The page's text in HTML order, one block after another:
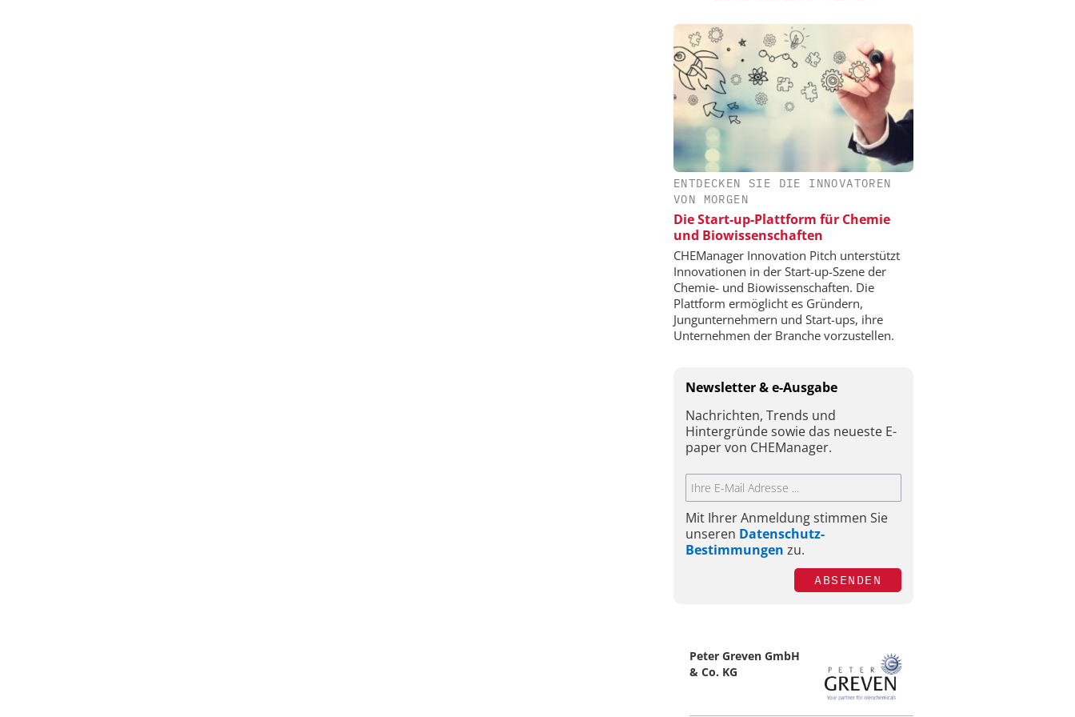
ENTDECKEN SIE DIE INNOVATOREN
VON MORGEN
Die Start-up-Plattform für Chemie
und Biowissenschaften
CHEManager Innovation Pitch unterstützt
Innovationen in der Start-up-Szene der
Chemie- und Biowissenschaften. Die
Plattform ermöglicht es Gründern,
Jungunternehmern und Start-ups, ihre
Unternehmen der Branche vorzustellen.
Newsletter & e-Ausgabe
Nachrichten, Trends und
Hintergründe sowie das neueste E-
paper von CHEManager.
Mit Ihrer Anmeldung stimmen Sie
unseren Datenschutz-
Bestimmungen zu.
ABSENDEN
Peter Greven GmbH
& Co. KG